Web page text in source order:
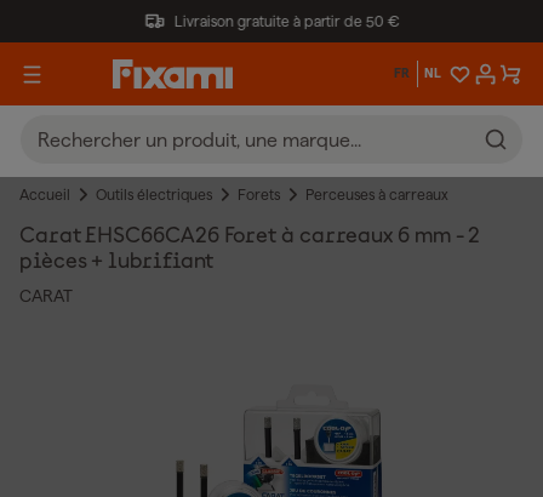
Livraison gratuite à partir de 50 €
FR NL
Accueil Outils électriques Forets Perceuses à carreaux
Carat EHSC66CA26 Foret à carreaux 6 mm - 2
pièces + lubrifiant
CARAT